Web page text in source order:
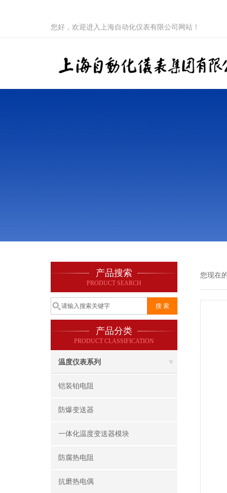
您好，欢迎进入上海自动化仪表有限公司网站！
产品搜索
PRODUCT SEARCH
产品分类
PRODUCT CLASSIFICATION
温度仪表系列
铠装铂电阻
防爆变送器
一体化温度变送器模块
防腐热电阻
抗磨热电偶
您现在